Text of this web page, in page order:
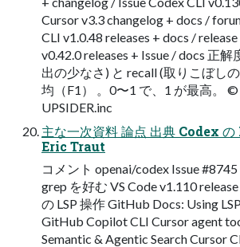
Cursor v3.3 changelog + docs /
CLI v1.0.48 releases + docs /
v0.42.0 releases + Issue / docs 正解
出の少なさ) と recall (取りこぼし
均（F1） 。0〜1 で、1 が最高。
UPSIDER.inc
主な一次資料 論点 出典 Codex
Eric Traut
コメント openai/codex Issue
grep を好む VS Code v1.110
の LSP 操作 GitHub Docs: Using
GitHub Copilot CLI Cursor agent
Semantic & Agentic Search Cursor